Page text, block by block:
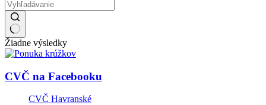
Žiadne výsledky
CVČ na Facebooku
CVČ Havranské